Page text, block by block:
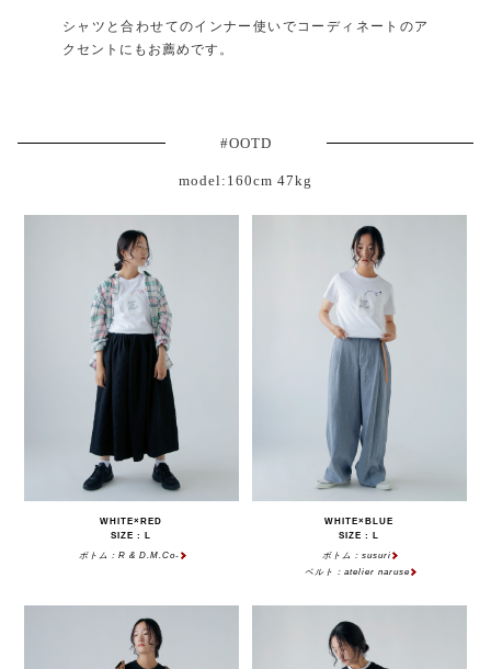
シャツと合わせてのインナー使いでコーディネートのア
クセントにもお薦めです。
#OOTD
model:160cm 47kg
WHITE×RED
SIZE : L
ボトム：R & D.M.Co-
WHITE×BLUE
SIZE : L
ボトム：susuri
ベルト：atelier naruse